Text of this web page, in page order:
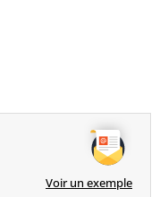
Voir un exemple